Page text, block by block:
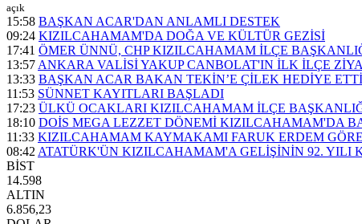
açık
15:58 BAŞKAN ACAR'DAN ANLAMLI DESTEK
09:24 KIZILCAHAMAM'DA DOĞA VE KÜLTÜR GEZİSİ
17:41 ÖMER ÜNNÜ, CHP KIZILCAHAMAM İLÇE
13:57 ANKARA VALİSİ YAKUP CANBOLAT'IN İLK İLÇE
13:33 BAŞKAN ACAR BAKAN TEKİN’E ÇİLEK HEDİYE ETTİ
11:53 SÜNNET KAYITLARI BAŞLADI
17:23 ÜLKÜ OCAKLARI KIZILCAHAMAM İLÇE
18:10 DOİS MEGA LEZZET DÖNEMİ KIZILCAHAMAM'DA
11:33 KIZILCAHAMAM KAYMAKAMI FARUK ERDEM
08:42 ATATÜRK'ÜN KIZILCAHAMAM'A GELİŞİNİN 92. YILI
BİST
14.598
ALTIN
6.856,23